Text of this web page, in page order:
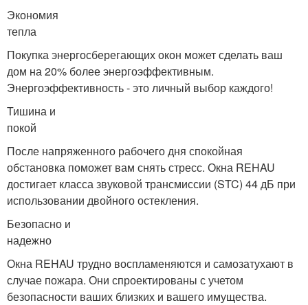
Экономия
тепла
Покупка энергосберегающих окон может сделать ваш
дом на 20% более энергоэффективным.
Энергоэффективность - это личный выбор каждого!
Тишина и
покой
После напряженного рабочего дня спокойная
обстановка поможет вам снять стресс. Окна REHAU
достигает класса звуковой трансмиссии (STC) 44 дБ при
использовании двойного остекления.
Безопасно и
надежно
Окна REHAU трудно воспламеняются и самозатухают в
случае пожара. Они спроектированы с учетом
безопасности ваших близких и вашего имущества.